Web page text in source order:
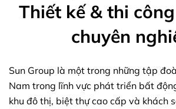
Thiết kế & thi
chuyên
Sun Group là một trong những tập
Nam trong lĩnh vực phát triển bất
khu đô thị, biệt thự cao cấp và khách